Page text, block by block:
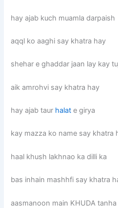
hay ajab kuch muamla darpaish
aqql ko aaghi say khatra hay
shehar e ghaddar jaan lay kay
aik amrohvi say khatra hay
hay ajab taur halat e girya
kay mazza ko name say khatra
haal khush lakhnao ka dilli ka
bas inhain mashhfi say khatra
aasmanoon main KHUDA tanha